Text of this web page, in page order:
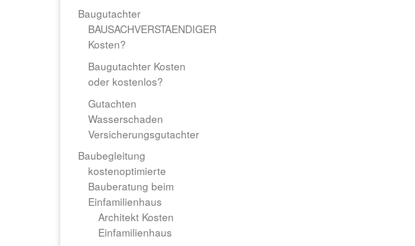
Baugutachter
BAUSACHVERSTAENDIGER
Kosten?
Baugutachter Kosten
oder kostenlos?
Gutachten
Wasserschaden
Versicherungsgutachter
Baubegleitung
kostenoptimierte
Bauberatung beim
Einfamilienhaus
Architekt Kosten
Einfamilienhaus